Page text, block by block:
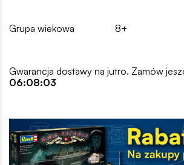
Grupa wiekowa 8+
Gwarancja dostawy na jutro. Zamów
06:08:02